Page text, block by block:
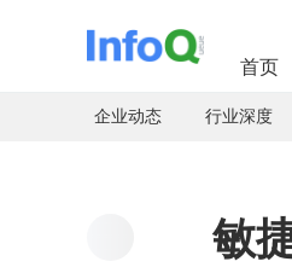
首页
企业动态 行业深度
敏